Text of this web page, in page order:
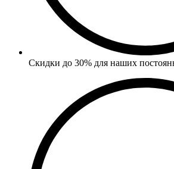
Скидки до 30% для наших